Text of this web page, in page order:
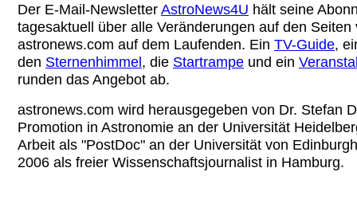
Der E-Mail-NewsletterAstroNews4U hält seine
tagesaktuell über alle Veränderungen auf den Seiten
astronews.com auf dem Laufenden. Ein TV-Guide,
den Sternenhimmel, die Startrampe und ein
runden das Angebot ab.
astronews.com wird herausgegeben von Dr. Stefan
Promotion in Astronomie an der Universität
Arbeit als "PostDoc" an der Universität von
2006 als freier Wissenschaftsjournalist in Hamburg.